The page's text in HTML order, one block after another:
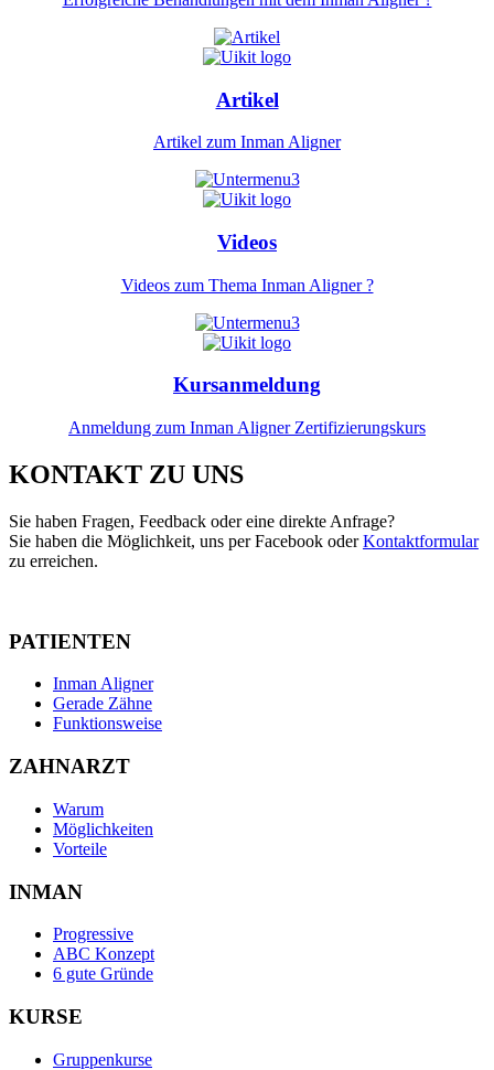
Artikel
Artikel zum Inman Aligner
Videos
Videos zum Thema Inman Aligner ?
Kursanmeldung
Anmeldung zum Inman Aligner Zertifizierungskurs
KONTAKT ZU UNS
Sie haben Fragen, Feedback oder eine direkte Anfrage?
Sie haben die Möglichkeit, uns per Facebook oderKontaktformular
zu erreichen.
PATIENTEN
Inman Aligner
Gerade Zähne
Funktionsweise
ZAHNARZT
Warum
Möglichkeiten
Vorteile
INMAN
Progressive
ABC Konzept
6 gute Gründe
KURSE
Gruppenkurse